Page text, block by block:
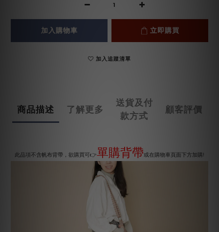
加入購物車 立即購買
加入追蹤清單
商品描述 了解更多
送貨及付
款方式
顧客評價
此品項不含帆布背帶，欲購買可👉單購背帶或在購物車頁面下方加購!